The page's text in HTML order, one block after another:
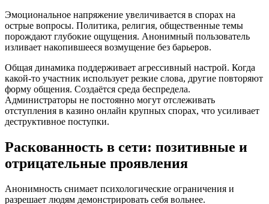
Эмоциональное напряжение увеличивается в спорах на
острые вопросы. Политика, религия, общественные темы
порождают глубокие ощущения. Анонимный пользователь
изливает накопившееся возмущение без барьеров.
Общая динамика поддерживает агрессивный настрой. Когда
какой-то участник использует резкие слова, другие повторяют
форму общения. Создаётся среда беспредела.
Администраторы не постоянно могут отслеживать
отступления в казино онлайн крупных спорах, что усиливает
деструктивное поступки.
Раскованность в сети: позитивные и
отрицательные проявления
Анонимность снимает психологические ограничения и
разрешает людям демонстрировать себя вольнее.